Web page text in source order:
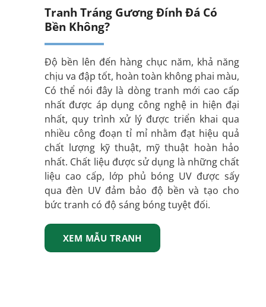
Tranh Tráng Gương Đính Đá Có
Bền Không?
Độ bền lên đến hàng chục năm, khả năng
chịu va đập tốt, hoàn toàn không phai màu,
Có thể nói đây là dòng tranh mới cao cấp
nhất được áp dụng công nghệ in hiện đại
nhất, quy trình xử lý được triển khai qua
nhiều công đoạn tỉ mỉ nhằm đạt hiệu quả
chất lượng kỹ thuật, mỹ thuật hoàn hảo
nhất. Chất liệu được sử dụng là những chất
liệu cao cấp, lớp phủ bóng UV được sấy
qua đèn UV đảm bảo độ bền và tạo cho
bức tranh có độ sáng bóng tuyệt đối.
XEM MẪU TRANH